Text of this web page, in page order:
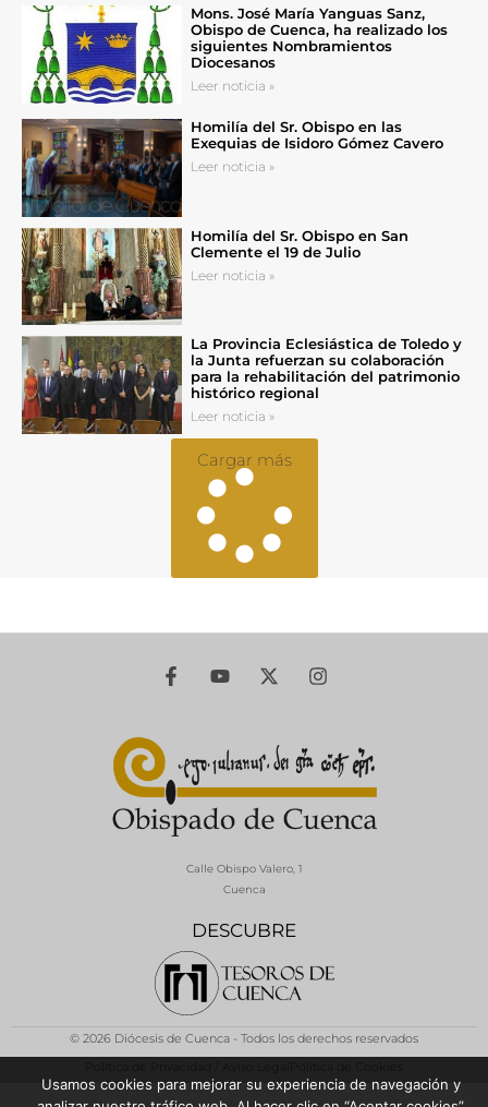
Mons. José María Yanguas Sanz,
Obispo de Cuenca, ha realizado los
siguientes Nombramientos
Diocesanos
Leer noticia »
Homilía del Sr. Obispo en las
Exequias de Isidoro Gómez Cavero
Leer noticia »
Homilía del Sr. Obispo en San
Clemente el 19 de Julio
Leer noticia »
La Provincia Eclesiástica de Toledo y
la Junta refuerzan su colaboración
para la rehabilitación del patrimonio
histórico regional
Leer noticia »
Cargar más
DESCUBRE
Calle Obispo Valero, 1
Cuenca
© 2026 Diócesis de Cuenca - Todos los derechos reservados
Usamos cookies para mejorar su experiencia de navegación y